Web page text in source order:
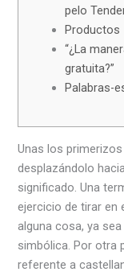
pelo
Productos
“¿La
gratuita?”
Palabras-
Unas los
desplazándolo
significado. Una
ejercicio de tirar en
alguna cosa, ya
simbólica. Por otra
referente a